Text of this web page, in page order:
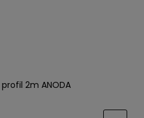
profil 2m ANODA